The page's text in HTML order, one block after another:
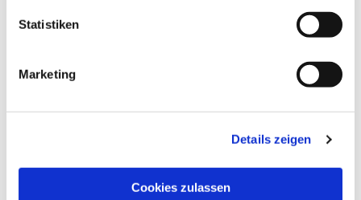
Statistiken
Marketing
Details zeigen
Cookies zulassen